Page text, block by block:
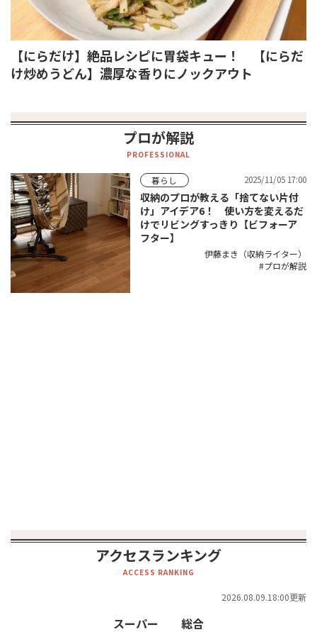
【にらだけ】絶品レシピに胃袋キュー！ 【にらだ
け炒めうどん】濃厚な香りにノックアウト
プロが解説
PROFESSIONAL
暮らし 2025/11/05 17:00
収納のプロが教える「捨てない片付
け」アイデア6！ 使い方を変えるだ
けでリビングすっきり【ビフォーア
フター】
伊藤まき（収納ライター）
プロが解説
アクセスランキング
ACCESS RANKING
2026.08.09.18:00更新
スーパー 総合